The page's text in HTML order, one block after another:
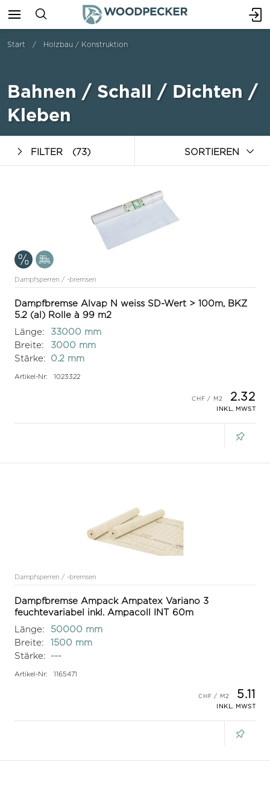
Start Holzbau / Konstruktion
Bahnen / Schall / Dichten /
Kleben
FILTER (73) SORTIEREN
Dampfsperren / -bremsen
Dampfbremse Alvap N weiss SD-Wert > 100m, BKZ
5.2 (al) Rolle à 99 m2
Länge:
33000 mm
Breite:
3000 mm
Stärke:
0.2 mm
Artikel-Nr: 1023322
2.32
INKL. MWST
Dampfsperren / -bremsen
Dampfbremse Ampack Ampatex Variano 3
feuchtevariabel inkl. Ampacoll INT 60m
Länge:
50000 mm
Breite:
1500 mm
Stärke:
---
Artikel-Nr: 1165471
5.11
INKL. MWST